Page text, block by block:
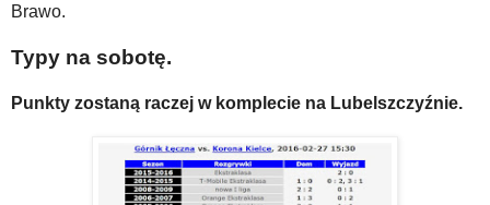
Brawo.
Typy na sobotę.
Punkty zostaną raczej w komplecie na Lubelszczyźnie.